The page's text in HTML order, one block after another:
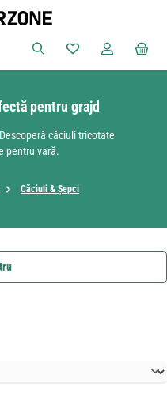
Aveți 0 articole
pentru grajd
căciuli tricotate
pentru vară.
Căciuli & Șepci